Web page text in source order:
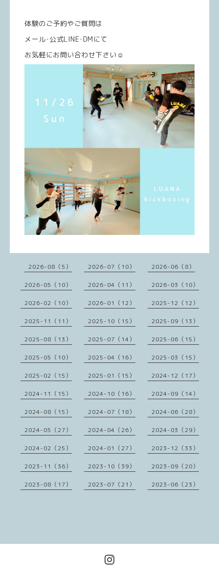
体験のご予約やご質問は
メール･公式LINE･DMにて
お気軽にお問い合わせ下さい☺️
2026-08（5） 2026-07（10） 2026-06（8）
2026-05（10） 2026-04（11） 2026-03（10）
2026-02（10） 2026-01（12） 2025-12（12）
2025-11（11） 2025-10（15） 2025-09（13）
2025-08（13） 2025-07（14） 2025-06（15）
2025-05（10） 2025-04（16） 2025-03（15）
2025-02（15） 2025-01（15） 2024-12（17）
2024-11（15） 2024-10（16） 2024-09（14）
2024-08（15） 2024-07（18） 2024-06（28）
2024-05（27） 2024-04（26） 2024-03（29）
2024-02（25） 2024-01（27） 2023-12（33）
2023-11（36） 2023-10（39） 2023-09（20）
2023-08（17） 2023-07（21） 2023-06（23）